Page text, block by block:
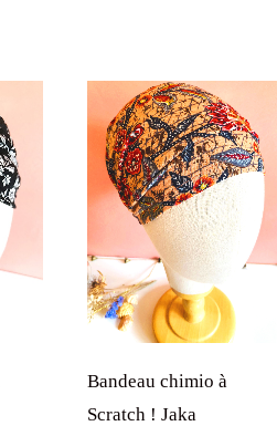
Bandeau chimio à
Scratch ! Jaka